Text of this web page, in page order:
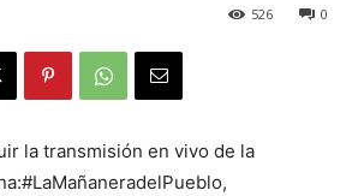
0
526
la transmisión en vivo de la